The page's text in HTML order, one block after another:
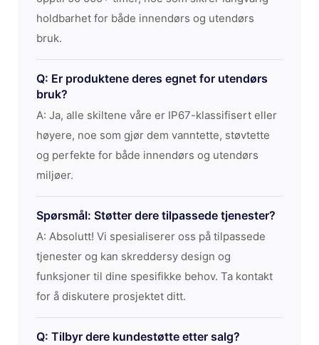
holdbarhet for både innendørs og utendørs
bruk.
Q: Er produktene deres egnet for utendørs
bruk?
A: Ja, alle skiltene våre er IP67-klassifisert eller
høyere, noe som gjør dem vanntette, støvtette
og perfekte for både innendørs og utendørs
miljøer.
Spørsmål: Støtter dere tilpassede tjenester?
A: Absolutt! Vi spesialiserer oss på tilpassede
tjenester og kan skreddersy design og
funksjoner til dine spesifikke behov. Ta kontakt
for å diskutere prosjektet ditt.
Q: Tilbyr dere kundestøtte etter salg?